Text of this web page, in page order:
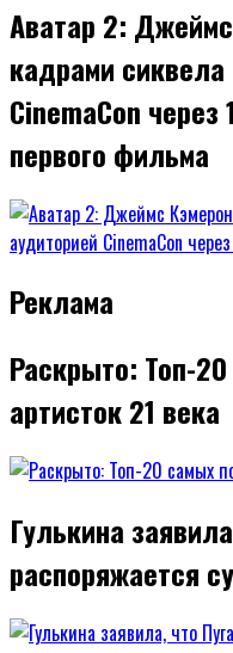
Аватар 2:
кадрами
CinemaCon
первого фильма
Реклама
Раскрыто: Топ-
артисток 21 века
Гулькина
распоряжается